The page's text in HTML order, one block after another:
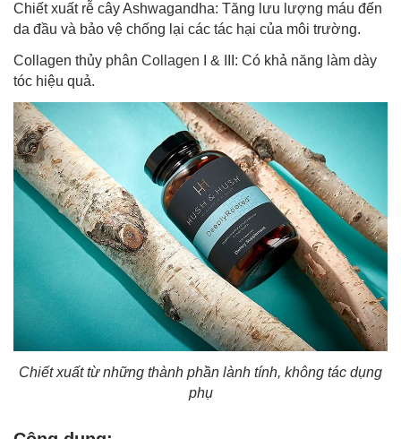
Chiết xuất rễ cây Ashwagandha: Tăng lưu lượng máu đến
da đầu và bảo vệ chống lại các tác hại của môi trường.
Collagen thủy phân Collagen I & III: Có khả năng làm dày
tóc hiệu quả.
Chiết xuất từ những thành phần lành tính, không tác dụng
phụ